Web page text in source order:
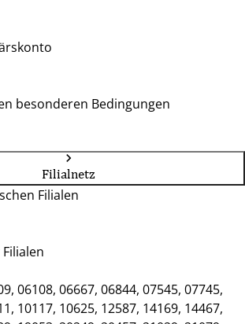
besonderen Bedingungen
Filialnetz
Filialen
06108, 06667, 06844, 07545, 07745,
10117, 10625, 12587, 14169, 14467,